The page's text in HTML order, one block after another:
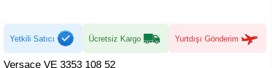
Yetkili Satıcı Ücretsiz Kargo Yurtdışı Gönderim
Versace VE 3353 108 52